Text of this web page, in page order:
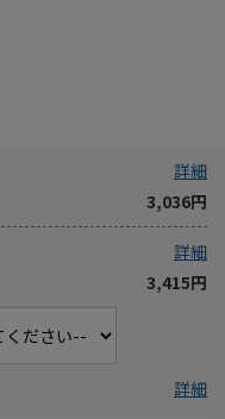
詳細
3,036円
詳細
3,415円
詳細